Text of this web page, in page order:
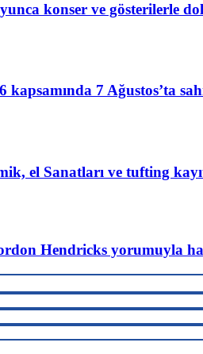
konser ve gösterilerle
7 Ağustos’ta
el Sanatları ve tufting
Hendricks yorumuyla